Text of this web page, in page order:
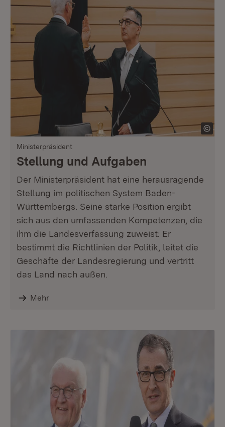
Ministerpräsident
Stellung und Aufgaben
Der Ministerpräsident hat eine herausragende
Stellung im politischen System Baden-
Württembergs. Seine starke Position ergibt
sich aus den umfassenden Kompetenzen, die
ihm die Landesverfassung zuweist: Er
bestimmt die Richtlinien der Politik, leitet die
Geschäfte der Landesregierung und vertritt
das Land nach außen.
Mehr